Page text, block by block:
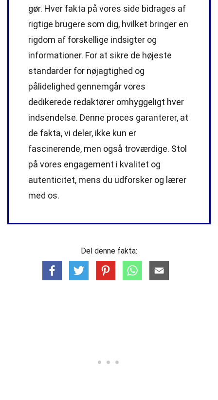
gør. Hver fakta på vores side bidrages af
rigtige brugere som dig, hvilket bringer en
rigdom af forskellige indsigter og
informationer. For at sikre de højeste
standarder for nøjagtighed og
pålidelighed gennemgår vores
dedikerede redaktører omhyggeligt hver
indsendelse. Denne proces garanterer, at
de fakta, vi deler, ikke kun er
fascinerende, men også troværdige. Stol
på vores engagement i kvalitet og
autenticitet, mens du udforsker og lærer
med os.
Del denne fakta: